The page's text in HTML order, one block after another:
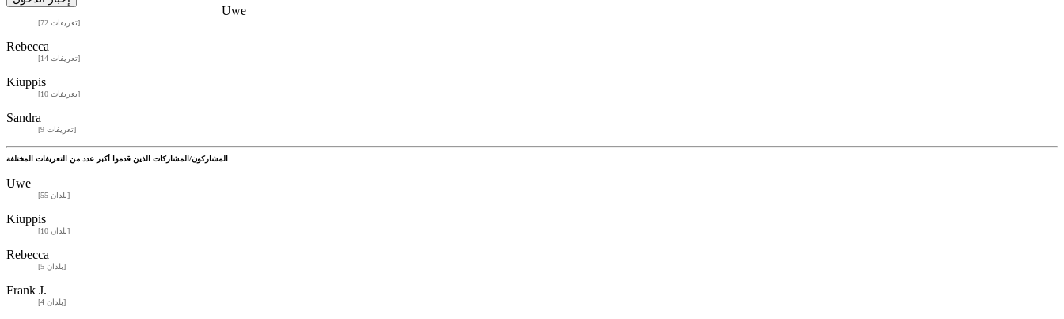
Uwe
[72 تعريفات]
Rebecca
[14 تعريفات]
Kiuppis
[10 تعريفات]
Sandra
[9 تعريفات]
المشاركون/المشاركات الذين قدموا أكبر عدد من التعريفات المختلفة
Uwe
[55 بلدان]
Kiuppis
[10 بلدان]
Rebecca
[5 بلدان]
Frank J.
[4 بلدان]